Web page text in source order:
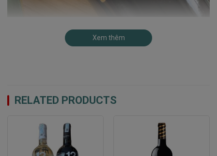
Hương Vị Đậm Đà Và Cấu Trúc Cân Bằng
Rượu vang Conte Parelli Appassimento tạo ấn tượng
Vị chát nhẹ, kết hợp cùng độ chua thanh và cân bằng,
mang đến cho người thưởng thức một kết thúc sâu
lắng và kéo dài.
Xem thêm
RELATED PRODUCTS